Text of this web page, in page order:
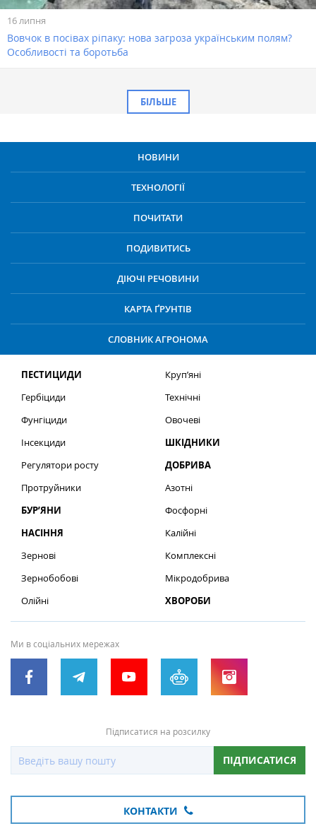
16 липня
Вовчок в посівах ріпаку: нова загроза українським полям?
Особливості та боротьба
БІЛЬШЕ
НОВИНИ
ТЕХНОЛОГІЇ
ПОЧИТАТИ
ПОДИВИТИСЬ
ДІЮЧІ РЕЧОВИНИ
КАРТА ҐРУНТІВ
СЛОВНИК АГРОНОМА
ПЕСТИЦИДИ
Гербіциди
Фунгіциди
Інсекциди
Регулятори росту
Протруйники
БУР’ЯНИ
НАСІННЯ
Зернові
Зернобобові
Олійні
Круп’яні
Технічні
Овочеві
ШКІДНИКИ
ДОБРИВА
Азотні
Фосфорні
Калійні
Комплексні
Мікродобрива
ХВОРОБИ
Ми в соціальних мережах
Підписатися на розсилку
ПІДПИСАТИСЯ
КОНТАКТИ